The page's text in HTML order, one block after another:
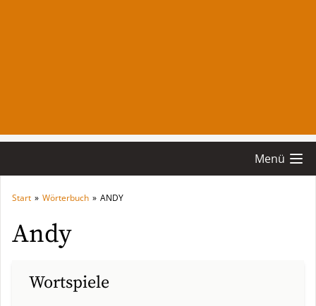
Menü
Start » Wörterbuch » ANDY
Andy
Wortspiele